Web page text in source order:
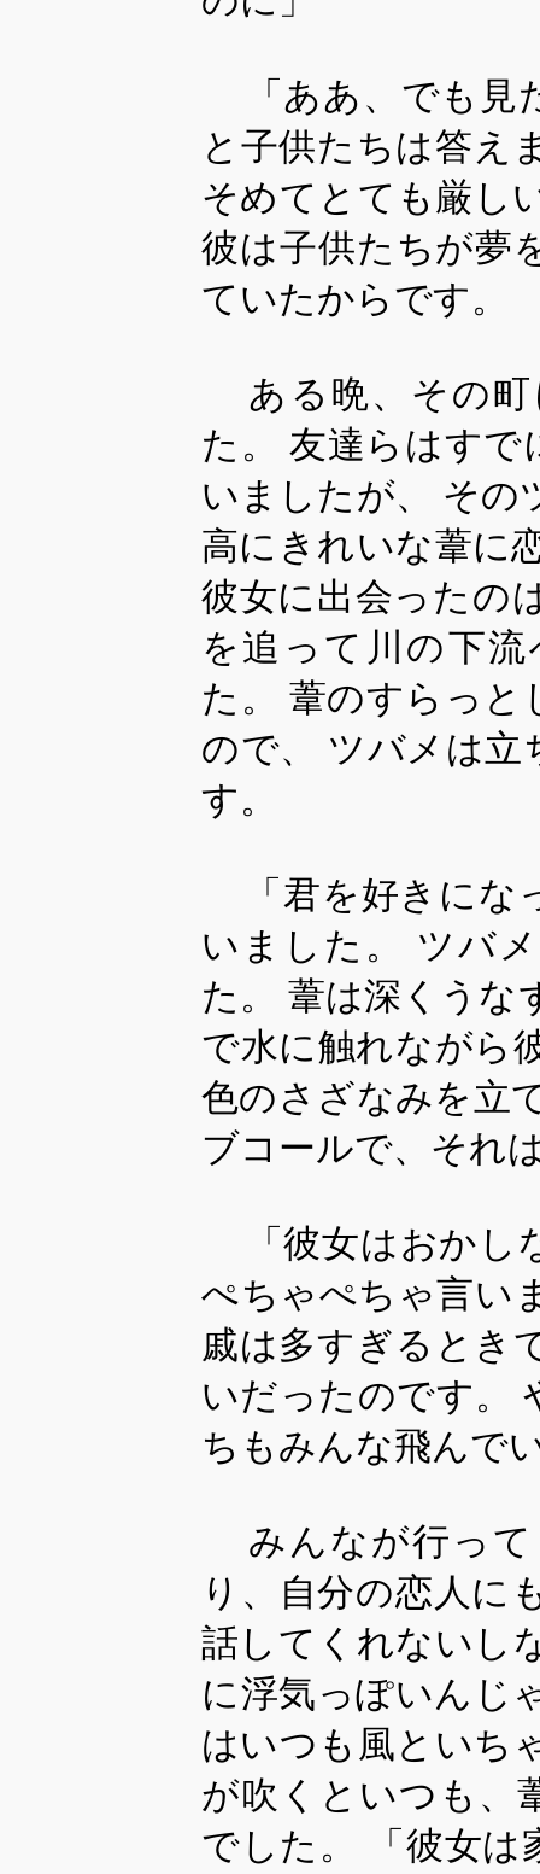
「ああ、でも
と子供たちは答え
そめてとても厳し
彼は子供たちが夢
ていたからです。
ある晩、その
た。 友達らはすで
いましたが、 その
高にきれいな葦に
彼女に出会ったの
を追って川の下
た。 葦のすらっと
ので、 ツバメは立
す。
「君を好きに
いました。 ツバ
た。 葦は深くうな
で水に触れながら
色のさざなみを立
ブコールで、それ
「彼女はおか
ぺちゃぺちゃ言い
戚は多すぎるとき
いだったのです。
ちもみんな飛んで
みんなが行っ
り、自分の恋人に
話してくれないし
に浮気っぽいんじ
はいつも風といち
が吹くといつも、
でした。 「彼女は